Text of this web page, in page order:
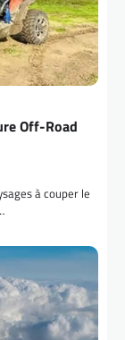
Off-Road
à couper le